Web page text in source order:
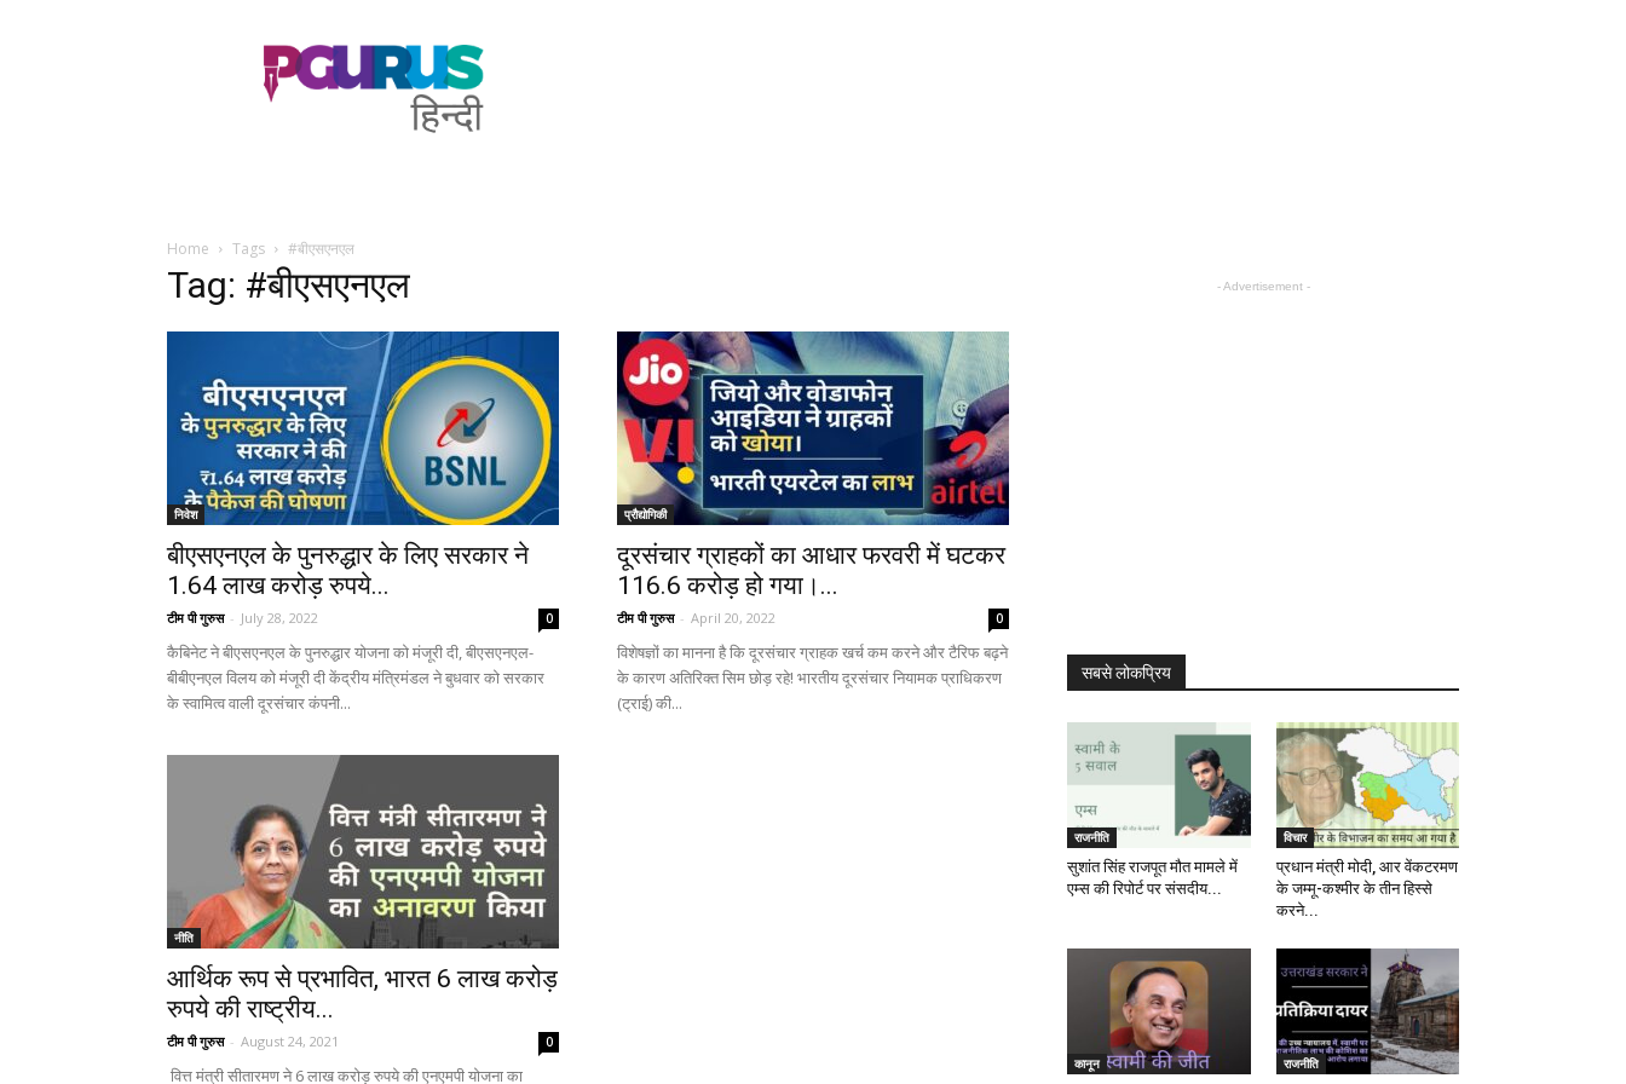
PGurus
Hindi
Home Tags #बीएसएनएल
Tag: #बीएसएनएल
निवेश
बीएसएनएल के पुनरुद्धार के लिए सरकार ने
1.64 लाख करोड़ रुपये...
टीम पी गुरुस - July 28, 2022 0
कैबिनेट ने बीएसएनएल के पुनरुद्धार योजना को मंजूरी दी, बीएसएनएल-
बीबीएनएल विलय को मंजूरी दी केंद्रीय मंत्रिमंडल ने बुधवार को सरकार
के स्वामित्व वाली दूरसंचार कंपनी...
प्रौद्योगिकी
दूरसंचार ग्राहकों का आधार फरवरी में घटकर
116.6 करोड़ हो गया।...
टीम पी गुरुस - April 20, 2022 0
विशेषज्ञों का मानना है कि दूरसंचार ग्राहक खर्च कम करने और टैरिफ बढ़ने
के कारण अतिरिक्त सिम छोड़ रहे! भारतीय दूरसंचार नियामक प्राधिकरण
(ट्राई) की...
नीति
आर्थिक रूप से प्रभावित, भारत 6 लाख करोड़
रुपये की राष्ट्रीय...
टीम पी गुरुस - August 24, 2021 0
वित्त मंत्री सीतारमण ने 6 लाख करोड़ रुपये की एनएमपी योजना का
- Advertisement -
सबसे लोकप्रिय
राजनीति
सुशांत सिंह राजपूत मौत मामले में
एम्स की रिपोर्ट पर संसदीय...
विचार
प्रधान मंत्री मोदी, आर वेंकटरमण
के जम्मू-कश्मीर के तीन हिस्से
करने...
कानून राजनीति